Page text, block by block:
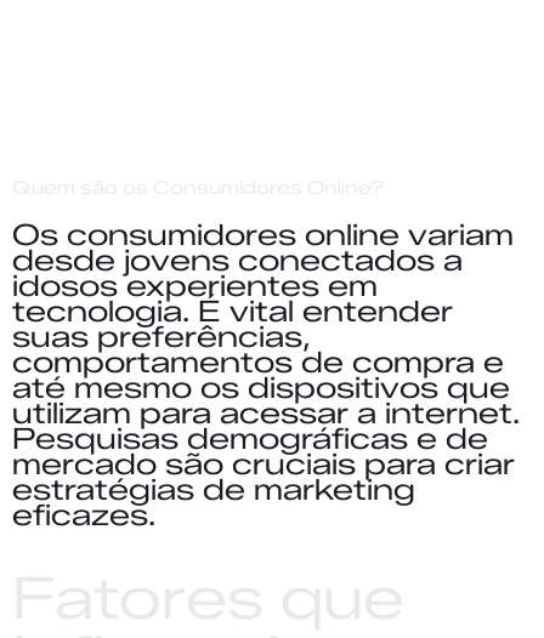
Os consumidores online variam
desde jovens conectados a
idosos experientes em
tecnologia. É vital entender
suas preferências,
comportamentos de compra e
até mesmo os dispositivos que
utilizam para acessar a internet.
Pesquisas demográficas e de
mercado são cruciais para criar
estratégias de marketing
eficazes.